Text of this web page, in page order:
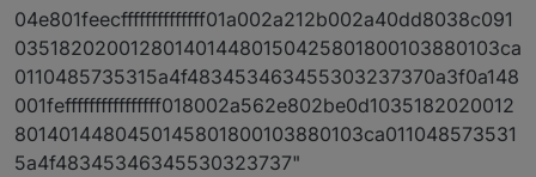
04e801feecffffffffffffff01a002a212b002a40dd8038c091
0351820200128014014480150425801800103880103ca
0110485735315a4f483453463455303237370a3f0a148
001feffffffffffffffff018002a562e802be0d1035182020012
8014014480450145801800103880103ca011048573531
5a4f48345346345530323737"